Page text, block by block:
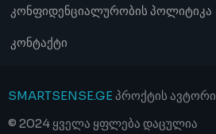
კონფიდენციალურობის პოლიტიკა
კონტაქტი
SMARTSENSE.GEპროქტის ავტორი
© 2024 ყველა ყფლება დაცულია